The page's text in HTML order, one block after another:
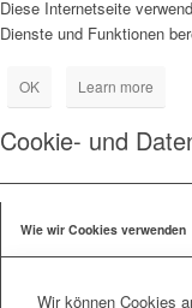
Diese Internetseite
Dienste und Funktionen
OK Learn more
Cookie- und
Wie wir Cookies verwenden
Wir können Cookies